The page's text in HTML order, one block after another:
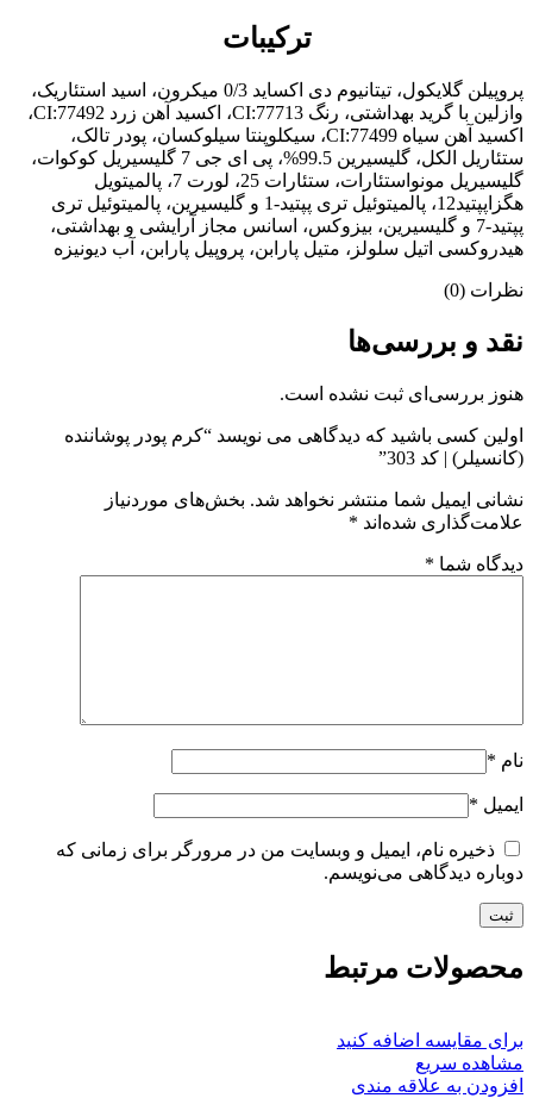
ترکیبات
پروپیلن گلایکول، تیتانیوم دی اکساید 0/3 میکرون، اسید استئاریک،
وازلین با گرید بهداشتی، رنگ CI:77713، اکسید آهن زرد CI:77492،
اکسید آهن سیاه CI:77499، سیکلوپنتا سیلوکسان، پودر تالک،
ستئاریل الکل، گلیسیرین 99.5%، پی ای جی 7 گلیسیریل کوکوات،
گلیسیریل مونواستئارات، ستئارات 25، لورت 7، پالمیتویل
هگزاپپتید12، پالمیتوئیل تری پپتید-1 و گلیسیرین، پالمیتوئیل تری
پپتید-7 و گلیسیرین، بیزوکس، اسانس مجاز آرایشی و بهداشتی،
هیدروکسی اتیل سلولز، متیل پارابن، پروپیل پارابن، آب دیونیزه
نظرات (0)
نقد و بررسی‌ها
هنوز بررسی‌ای ثبت نشده است.
اولین کسی باشید که دیدگاهی می نویسد “کرم پودر پوشاننده
(کانسیلر) | کد 303”
نشانی ایمیل شما منتشر نخواهد شد. بخش‌های موردنیاز
علامت‌گذاری شده‌اند *
دیدگاه شما *
نام *
ایمیل *
ذخیره نام، ایمیل و وبسایت من در مرورگر برای زمانی که
دوباره دیدگاهی می‌نویسم.
محصولات مرتبط
برای مقایسه اضافه کنید
مشاهده سریع
افزودن به علاقه مندی